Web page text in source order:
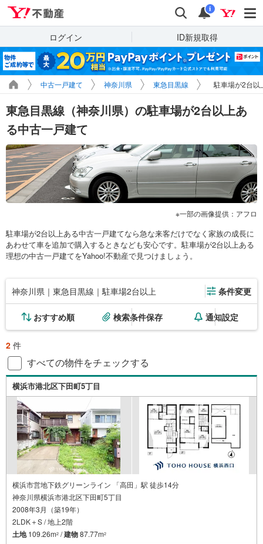
検索 通知
i
ログイン ID新規取得
中古一戸建て 神奈川県 東急目黒線 駐車場が2台以
東急目黒線（神奈川県）の駐車場が2台以上あ
る中古一戸建て
一部の画像提供：アフロ
駐車場が2台以上ある中古一戸建てなら急な来客だけでなく家族の成長に
あわせて車を追加で購入するときなども安心です。駐車場が2台以上ある
理想の中古一戸建てをYahoo!不動産で見つけましょう。
神奈川県｜東急目黒線｜駐車場2台以上 条件変更
おすすめ順 検索条件保存 通知設定
2 件
すべての物件をチェックする
横浜市港北区下田町5丁目
横浜市営地下鉄グリーンライン 「高田」駅 徒歩14分
神奈川県横浜市港北区下田町5丁目
2008年3月（築19年）
2LDK＋S / 地上2階
土地109.26m2 /建物87.77m2